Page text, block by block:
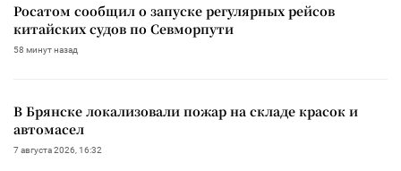
Росатом сообщил о запуске регулярных рейсов
китайских судов по Севморпути
58 минут назад
В Брянске локализовали пожар на складе красок и
автомасел
7 августа 2026, 16:32